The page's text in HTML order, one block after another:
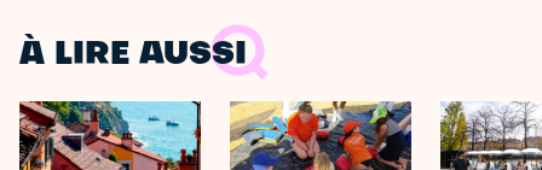
À LIRE AUSSI